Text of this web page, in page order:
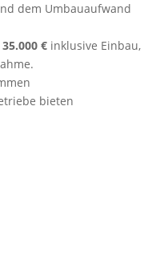
dem Umbauaufwand
€ inklusive Einbau,
bieten